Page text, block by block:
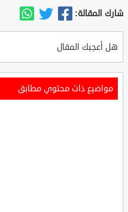
شارك المقالة:
هل أعجبك المقال
مواضيع ذات محتوي مطابق